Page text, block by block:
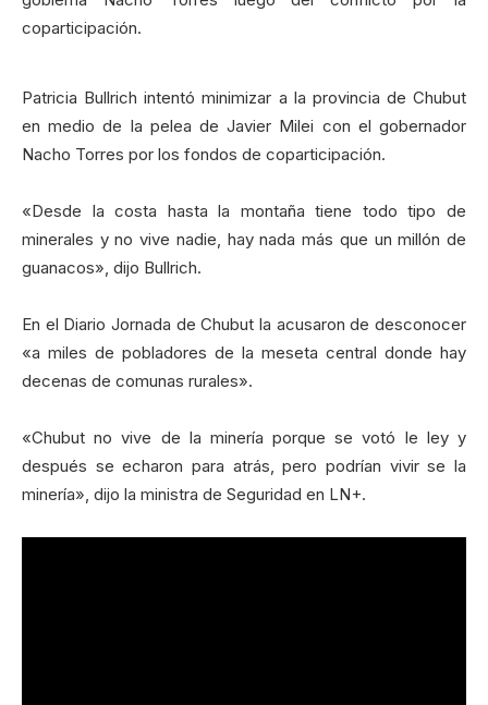
coparticipación.
Patricia Bullrich intentó minimizar a la provincia de Chubut
en medio de la pelea de Javier Milei con el gobernador
Nacho Torres por los fondos de coparticipación.
«Desde la costa hasta la montaña tiene todo tipo de
minerales y no vive nadie, hay nada más que un millón de
guanacos», dijo Bullrich.
En el Diario Jornada de Chubut la acusaron de desconocer
«a miles de pobladores de la meseta central donde hay
decenas de comunas rurales».
«Chubut no vive de la minería porque se votó le ley y
después se echaron para atrás, pero podrían vivir se la
minería», dijo la ministra de Seguridad en LN+.